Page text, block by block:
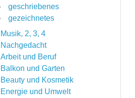
geschriebenes
gezeichnetes
Musik, 2, 3, 4
Nachgedacht
Arbeit und Beruf
Balkon und Garten
Beauty und Kosmetik
Energie und Umwelt